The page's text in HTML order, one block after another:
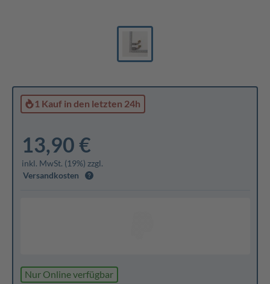
1 Kauf in den letzten 24h
13,90 €
inkl. MwSt. (19%) zzgl.
Versandkosten
Nur Online verfügbar